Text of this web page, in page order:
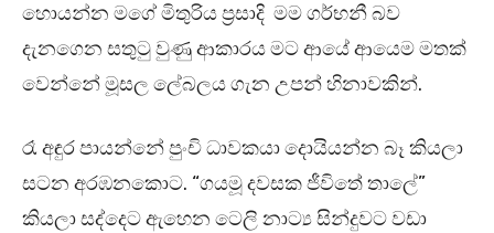
හොයන්න මගේ මිතුරිය ප්‍රසාදි මම ගර්භනී බව
දැනගෙන සතුටු වුණු ආකාරය මට ආයේ ආයෙම මතක්
වෙන්නේ මූසල ලේබලය ගැන උපන් හිනාවකින්.
රෑ අඳුර පායන්නේ පුංචි ධාවකයා දොයියන්න බෑ කියලා
සටන අරඹනකොට. “ගයමූ දවසක ජීවිතේ තාලේ”
කියලා සද්දෙට ඇහෙන ටෙලි නාට්‍ය සින්දුවට වඩා